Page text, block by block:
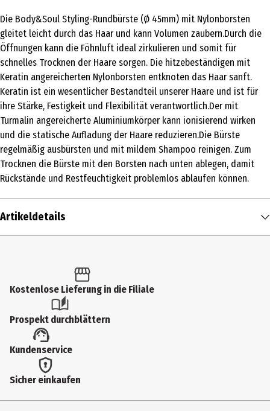
Die Body&Soul Styling-Rundbürste (Ø 45mm) mit Nylonborsten
gleitet leicht durch das Haar und kann Volumen zaubern.Durch die
Öffnungen kann die Föhnluft ideal zirkulieren und somit für
schnelles Trocknen der Haare sorgen. ​Die hitzebeständigen mit
Keratin angereicherten Nylonborsten entknoten das Haar sanft.
Keratin ist ein wesentlicher Bestandteil unserer Haare und ist für
ihre Stärke, Festigkeit und Flexibilität verantwortlich.Der mit
Turmalin angereicherte Aluminiumkörper kann ionisierend wirken
und die statische Aufladung der Haare reduzieren.Die Bürste
regelmäßig ausbürsten und mit mildem Shampoo reinigen. Zum
Trocknen die Bürste mit den Borsten nach unten ablegen, damit
Rückstände und Restfeuchtigkeit problemlos ablaufen können.
Artikeldetails
Produkttyp
Materialdetails
Aluminium, Nylon
Kostenlose Lieferung in die Filiale
Prospekt durchblättern
Kundenservice
Sicher einkaufen